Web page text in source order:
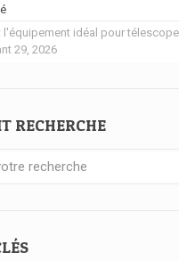
l'équipement idéal pour télescope
29, 2026
RECHERCHE